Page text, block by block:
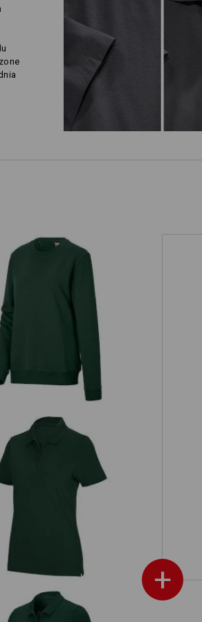
+
e.s.industry, damska
polo funkcyjna poly
cotton, damska